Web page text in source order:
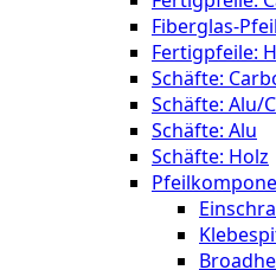
Fiberglas-
Fertigpfeile:
Schäfte:
Schäfte: Alu/
Schäfte: Alu
Schäfte: Holz